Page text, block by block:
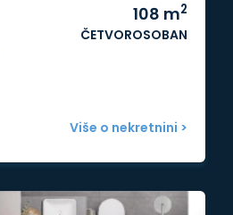
108 m2
ČETVOROSOBAN
Više o nekretnini >